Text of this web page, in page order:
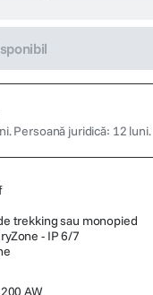
Persoană juridică: 12 luni.
trekking sau monopied
- IP 6/7
AW